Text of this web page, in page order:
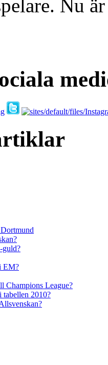
Nu
guld?
EM?
Champions League?
tabellen 2010?